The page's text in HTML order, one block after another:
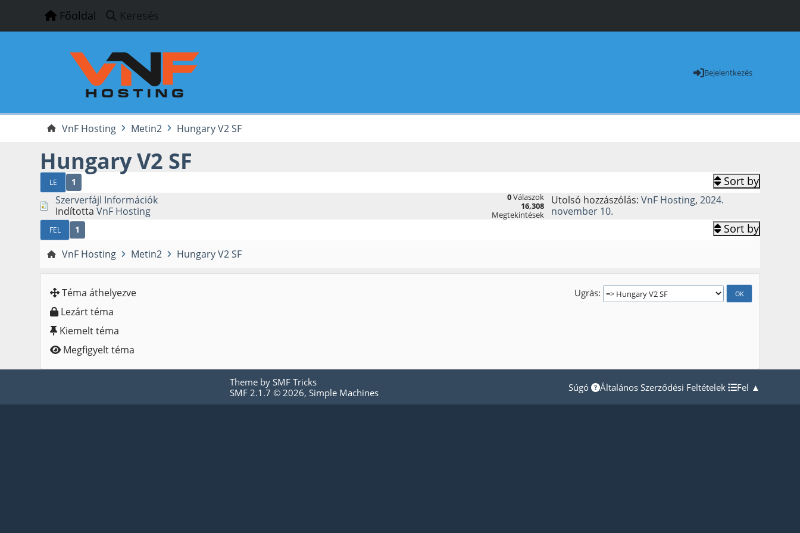
Főoldal Keresés
Bejelentkezés
VnF Hosting Metin2 Hungary V2 SF
Hungary V2 SF
LE 1 Sort by
Szerverfájl Információk
IndítottaVnF Hosting
0Válaszok
16,308
Megtekintések
Utolsó hozzászólás: VnF Hosting, 2024.
november 10.
FEL 1 Sort by
VnF Hosting Metin2 Hungary V2 SF
Ugrás
Téma áthelyezve
Lezárt téma
Kiemelt téma
Megfigyelt téma
Theme by SMF Tricks
SMF 2.1.7 © 2026, Simple Machines Súgó Általános Szerződési Feltételek Fel ▲